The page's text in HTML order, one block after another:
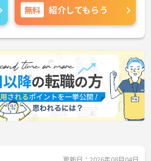
が活躍中！短時間正
合わせた柔軟な働き
得を推進しており、
自制度「育児休業給
子育て世代のキャリ
最大10万円補助 多職
ムケア実践 頑張りや
反映。 明確なキャリ
、 目標を持って長く
無料 紹介してもらう
更新日：2026年08月04日